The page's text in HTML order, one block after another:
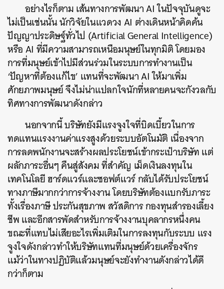
อย่างไรก็ตาม เส้นทางการพัฒนา AI ในปัจจุบันดูจะ
ไม่เป็นเช่นนั้น นักวิจัยในแวดวง AI ต่างเดินหน้าคิดค้น
ปัญญาประดิษฐ์ทั่วไป (Artificial General Intelligence)
หรือ AI ที่มีความสามารถเหนือมนุษย์ในทุกมิติ โดยมอง
การที่มนุษย์เข้าไปมีส่วนร่วมในระบบการทำงานเป็น
‘ปัญหาที่ต้องแก้ไข’ แทนที่จะพัฒนา AI ให้มาเพิ่ม
ศักยภาพมนุษย์ จึงไม่น่าแปลกใจนักที่หลายคนจะกังวลกับ
ทิศทางการพัฒนาดังกล่าว
นอกจากนี้ บริษัทยังมีแรงจูงใจที่บิดเบี้ยวในการ
ทดแทนแรงงานค่าแรงสูงด้วยระบบอัตโนมัติ เนื่องจาก
การลดพนักงานจะสร้างผลประโยชน์เข้ากระเป๋าบริษัท แต่
ผลักภาระอื่นๆ คืนสู่สังคม ที่สำคัญ เม็ดเงินลงทุนใน
เทคโนโลยี ฮาร์ดแวร์และซอฟต์แวร์ กลับได้รับประโยชน์
ทางภาษีมากกว่าการจ้างงาน โดยบริษัทต้องแบกรับภาระ
ทั้งเรื่องภาษี ประกันสุขภาพ สวัสดิการ กองทุนสำรองเลี้ยง
ชีพ และอีกสารพัดสำหรับการจ้างงานบุคลากรหนึ่งคน
ขณะที่แทบไม่เสียอะไรเพิ่มเติมในการลงทุนกับระบบ แรง
จูงใจดังกล่าวทำให้บริษัทแทนที่มนุษย์ด้วยเครื่องจักร
แม้ว่าในทางปฏิบัติแล้วมนุษย์จะยังทำงานดังกล่าวได้ดี
กว่าก็ตาม